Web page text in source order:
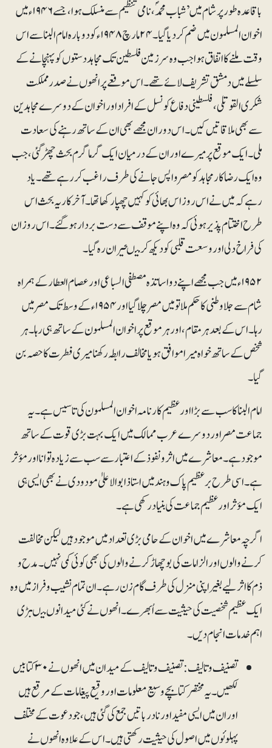
باقاعدہ طور پر شام میں ’شباب محمدؐ، نامی تنظیم سے منسلک ہوا ، جسے ۱۹۴۶ء میں
اخوان المسلمون میں ضم کردیاگیا۔ ۲۴مارچ ۱۹۴۸ء کو دوبارہ امام البنا سے اس
وقت ملنے کا اتفاق ہوا جب وہ سرزمین فلسطین تک مجاہد دستوں کو پہنچانے کے
سلسلے میں دمشق تشریف لائے تھے۔ اس موقعے پر انھوں نے صدر مملکت
شکری القوتلی ، فلسطینی دفاع کونسل کے افراد اوراخوان کے دوسرے مجاہدین
سے بھی ملاقاتیں کیں۔ اس دوران مجھے بھی ان کے ساتھ رہنے کی سعادت
ملی۔ ایک موقع پر میرے اور ان کے درمیان ایک گرماگرم بحث چھڑگئی، جب
وہ ایک رضا کار مجاہد کو مصر واپس جانے کی طرف راغب کررہے تھے۔ یاد
رہے کہ میں نے اس روز اس بھائی کو کہیں چھپا رکھاتھا۔ آخر کار یہ بحث اس
طرح اختتام پذیر ہوئی کہ وہ اپنے موقف سے دست بردار ہوگئے۔ اس روز ان
کی فراخ دلی اور وسعت قلبی کو دیکھ کر میںحیران رہ گیا۔
۱۹۵۲ء میں جب مجھے اپنے دو اساتذہ مصطفی السباعی اور عصام العطار کے ہمراہ
شام سے جلاوطنی کا حکم ملا تو میں مصر چلا گیا اور ۱۹۵۴ء کے وسط تک مصر میں
رہا۔ اس کے بعد ہر مقام، اور ہرموقع پر اخوان المسلمون کے ساتھ ہی رہا۔ہر
شخص کے ساتھ خواہ میرا موافق ہو یا مخالف رابطہ رکھنا میری فطرت کا حصہ بن
گیا۔
امام البنا کا سب سے بڑا اور عظیم کارنامہ اخوان المسلمون کی تاسیس ہے۔ یہ
جماعت مصر اور دوسرے عرب ممالک میں ایک بہت بڑی قوت کے ساتھ
موجود ہے۔ معاشرے میں اثرونفوذ کے اعتبار سے سب سے زیادہ توانا اور مؤثر
ہے۔اسی طرح برعظیم پاک و ہند میں استاذ ابوالا علیٰ مودودی نے بھی ایسی ہی
ایک مؤثر اور عظیم جماعت کی بنیاد رکھی ہے۔
اگرچہ معاشرے میں اخوان کے حامی بڑی تعداد میں موجود ہیں لیکن مخالفت
کرنے والوں اور الزامات کی بوچھاڑ کرنے والوں کی بھی کوئی کمی نہیں۔ مدح و
ذم کا اثر لیے بغیر اپنی منزل کی طرف گام زن رہے۔ ان تمام نشیب و فراز میں وہ
ایک عظیم شخصیت کی حیثیت سے اُبھرے۔ انھوں نے کئی میدانوں میںبڑی
اہم خدمات انجام دیں۔
تصنیف و تالیف:تصنیف و تالیف کے میدان میں انھوں نے ۳۰ کتابیں
لکھیں۔ یہ مختصر کتابچے وسیع معلومات اور وقیع پیغامات کے مرقع ہیں
اور ان میں ایسی مفید اور نادر باتیں جمع کی گئی ہیں، جو دعوت کے مختلف
پہلوئوں میں اصول کی حیثیت رکھتی ہیں۔ اس کے علاوہ انھوں نے